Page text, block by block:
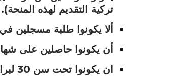
تركية التقديم لهذه المنحة).
ألا يكونوا طلبة مسجلين
أن يكونوا حاصلين على شهادة
ان يكونوا تحت سن 30 لبرامج الماجستير (الا يكون تاريخ ميلادهم قبل 1-1-1984).